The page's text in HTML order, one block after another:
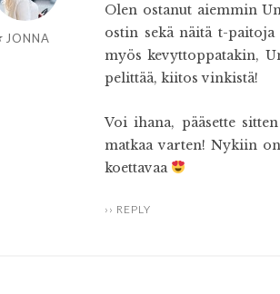
JONNA
Olen ostanut aiemmin
ostin sekä näitä t-
myös kevyttoppatakin,
pelittää, kiitos vinkistä!
Voi ihana, pääsette
matkaa varten! Nykiin
koettavaa
REPLY